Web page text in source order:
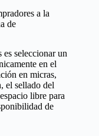
a la
de
seleccionar un
en el
en micras,
el sellado del
libre para
de